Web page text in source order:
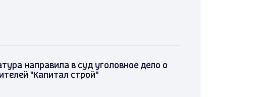
направила в суд уголовное дело о
"Капитал строй"